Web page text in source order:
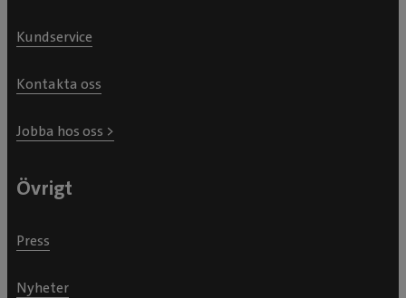
Kundservice
Kontakta oss
Jobba hos oss >
Övrigt
Press
Nyheter